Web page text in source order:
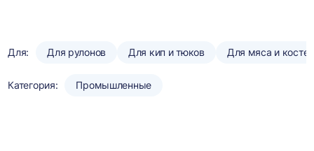
Для: Для рулонов Для кип и тюков Для мяса и костей
Категория: Промышленные